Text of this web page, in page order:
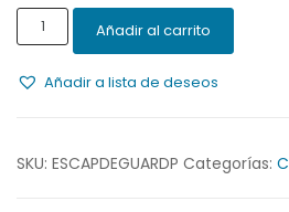
ESCAPULARIO
ANGEL
LA
Añadir al carrito
Añadir a lista de deseos
SKU: ESCAPDEGUARDP Categorías: